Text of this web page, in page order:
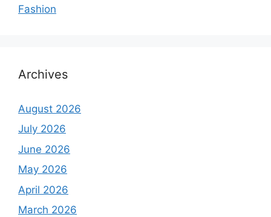
Fashion
Archives
August 2026
July 2026
June 2026
May 2026
April 2026
March 2026